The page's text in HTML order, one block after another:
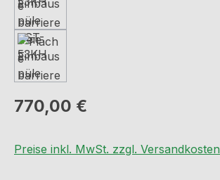
Regulärer Preis:
770,00 €
Preise inkl. MwSt. zzgl. Versandkosten